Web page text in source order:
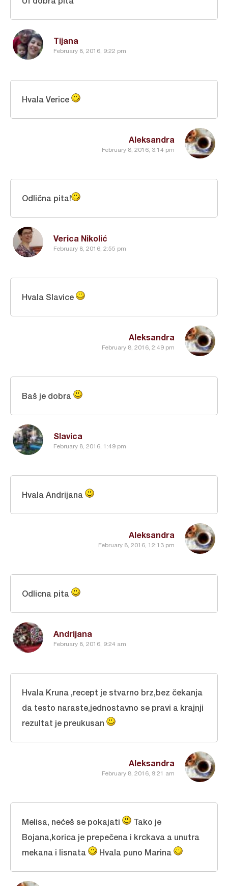
Tijana
February 8, 2016, 9:22 pm
Aleksandra
February 8, 2016, 3:14 pm
Hvala Verice
Verica Nikolić
February 8, 2016, 2:55 pm
Odlična pita!
Aleksandra
February 8, 2016, 2:49 pm
Hvala Slavice
Slavica
February 8, 2016, 1:49 pm
Baš je dobra
Aleksandra
February 8, 2016, 12:13 pm
Hvala Andrijana
Andrijana
February 8, 2016, 9:24 am
Odlicna pita
Aleksandra
February 8, 2016, 9:21 am
Hvala Kruna ,recept je stvarno brz,bez čekanja
da testo naraste,jednostavno se pravi a krajnji
rezultat je preukusan
Melisa, nećeš se pokajati
Tako je
Bojana,korica je prepečena i krckava a unutra
mekana i lisnata
Hvala puno Marina